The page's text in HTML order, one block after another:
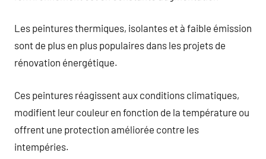
Les peintures thermiques, isolantes et à faible émission
sont de plus en plus populaires dans les projets de
rénovation énergétique.
Ces peintures réagissent aux conditions climatiques,
modifient leur couleur en fonction de la température ou
offrent une protection améliorée contre les
intempéries.